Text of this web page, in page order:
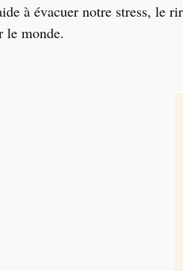
à évacuer notre stress, le
le monde.